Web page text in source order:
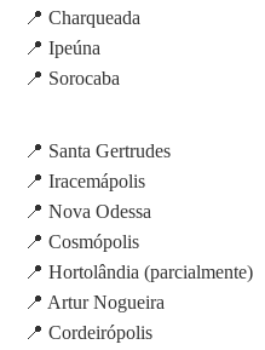
📍 Charqueada
📍 Ipeúna
📍 Sorocaba
📍 Santa Gertrudes
📍 Iracemápolis
📍 Nova Odessa
📍 Cosmópolis
📍 Hortolândia (parcialmente)
📍 Artur Nogueira
📍 Cordeirópolis